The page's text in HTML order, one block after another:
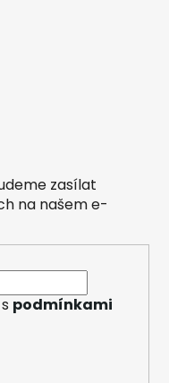
zasílat
na našem e-
podmínkami